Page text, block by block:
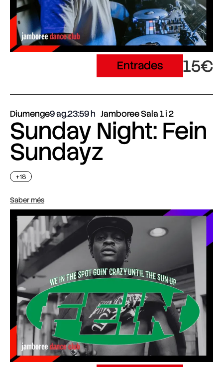
Entrades 15€
Diumenge9 ag.23:59 Jamboree Sala 1 i 2
Sunday Night: Fein
Sundayz
+18
Saber més